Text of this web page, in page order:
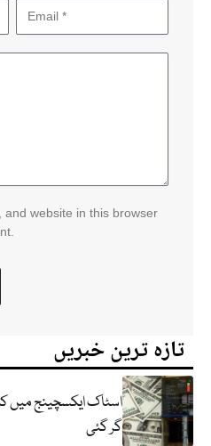
and website in this browser
تازہ ترین خبریں
اسٹاک ایکسچینج میں
گر گئی